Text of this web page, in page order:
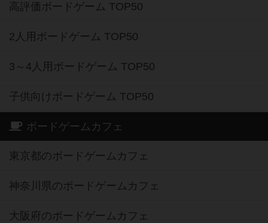
高評価ボードゲーム TOP50
2人用ボードゲーム TOP50
3～4人用ボードゲーム TOP50
子供向けボードゲーム TOP50
ボードゲームカフェ
東京都のボードゲームカフェ
神奈川県のボードゲームカフェ
大阪府のボードゲームカフェ